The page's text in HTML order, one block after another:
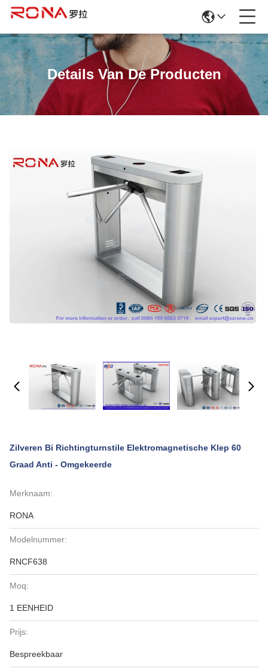
Details Van De Producten
Zilveren Bi Richtingturnstile Elektromagnetische Klep 60
Graad Anti - Omgekeerde
Merknaam:
RONA
Modelnummer:
RNCF638
Moq:
1 EENHEID
Prijs:
Bespreekbaar